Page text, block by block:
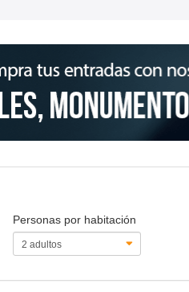
Personas por habitación